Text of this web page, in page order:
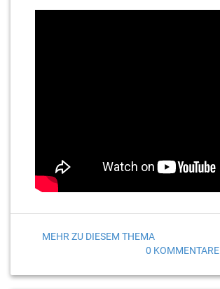
MEHR ZU DIESEM THEMA
0 KOMMENTARE